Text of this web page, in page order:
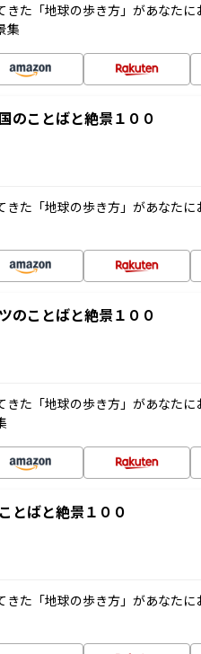
きた「地球の歩き方」があなた
集
のことばと絶景１００
きた「地球の歩き方」があなた
のことばと絶景１００
きた「地球の歩き方」があなた
とばと絶景１００
きた「地球の歩き方」があなた